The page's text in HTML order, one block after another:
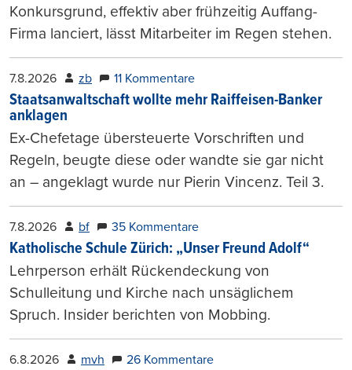
Konkursgrund, effektiv aber frühzeitig Auffang-
Firma lanciert, lässt Mitarbeiter im Regen stehen.
7.8.2026 zb 11 Kommentare
Staatsanwaltschaft wollte mehr Raiffeisen-Banker
anklagen
Ex-Chefetage übersteuerte Vorschriften und
Regeln, beugte diese oder wandte sie gar nicht
an – angeklagt wurde nur Pierin Vincenz. Teil 3.
7.8.2026 bf 35 Kommentare
Katholische Schule Zürich: „Unser Freund Adolf“
Lehrperson erhält Rückendeckung von
Schulleitung und Kirche nach unsäglichem
Spruch. Insider berichten von Mobbing.
6.8.2026 mvh 26 Kommentare